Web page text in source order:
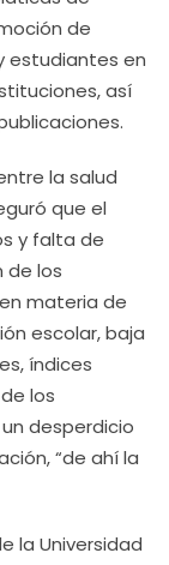
de
estudiantes en
así
la salud
que el
y falta de
de los
materia de
escolar, baja
índices
los
desperdicio
“de ahí la
la Universidad